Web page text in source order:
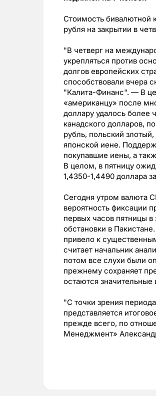
Стоимость бивалютной
рубля на закрытии в
"В четверг на
укрепляться против
долгов европейских
способствовали вчера
"Калита-Финанс". — В
«американцу» после
доллару удалось более
канадского долларов,
рубль, польский
японской иене.
покупавшие иены, а
В целом, в пятницу
1,4350-1,4490 доллара
Сегодня утром валюта
вероятность фиксации
первых часов пятницы
обстановки в
привело к
считает начальник
потом все слухи были
прежнему сохраняет
остаются значительные
"С точки зрения
представляется
прежде всего, по
Менеджмент»